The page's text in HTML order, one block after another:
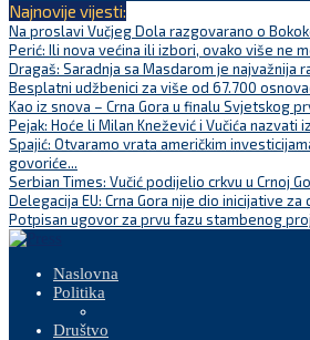
Najnovije vijesti:
Na proslavi Vučjeg Dola razgovarano o
Perić: Ili nova većina ili izbori, ovako više ne
Dragaš: Saradnja sa Masdarom je najvažnija
Besplatni udžbenici za više od 67.700
Kao iz snova – Crna Gora u finalu Svjetskog
Pejak: Hoće li Milan Knežević i Vučića nazvati
Spajić: Otvaramo vrata američkim
govoriće...
Serbian Times: Vučić podijelio crkvu u Crnoj
Delegacija EU: Crna Gora nije dio inicijative
Potpisan ugovor za prvu fazu stambenog
Naslovna
Politika
Društvo